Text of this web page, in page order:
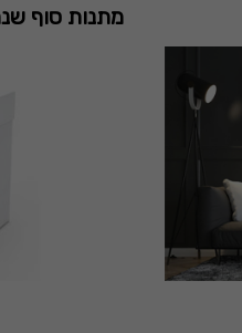
מתנות סוף